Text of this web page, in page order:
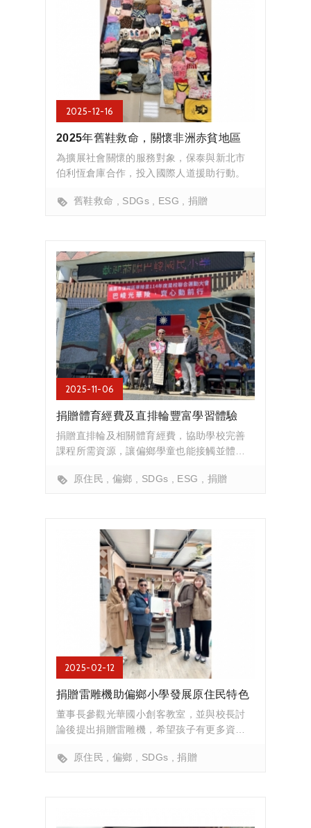
2025-12-16
2025年舊鞋救命，關懷非洲赤貧地區
為擴展社會關懷的服務對象，保泰與新北市
伯利恆倉庫合作，投入國際人道援助行動。
舊鞋救命 SDGs ESG 捐贈
2025-11-06
捐贈體育經費及直排輪豐富學習體驗
捐贈直排輪及相關體育經費，協助學校完善
課程所需資源，讓偏鄉學童也能接觸並體驗
原住民
偏鄉 SDGs ESG 捐贈
2025-02-12
捐贈雷雕機助偏鄉小學發展原住民特色
董事長參觀光華國小創客教室，並與校長討
論後提出捐贈雷雕機，希望孩子有更多資源
原住民
偏鄉 SDGs 捐贈